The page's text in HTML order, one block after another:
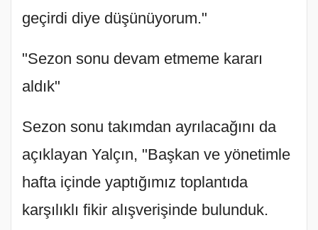
geçirdi diye düşünüyorum."
"Sezon sonu devam etmeme kararı
aldık"
Sezon sonu takımdan ayrılacağını da
açıklayan Yalçın, "Başkan ve yönetimle
hafta içinde yaptığımız toplantıda
karşılıklı fikir alışverişinde bulunduk.